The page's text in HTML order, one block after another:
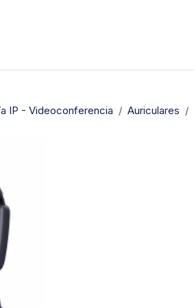
IP - Videoconferencia Auriculares